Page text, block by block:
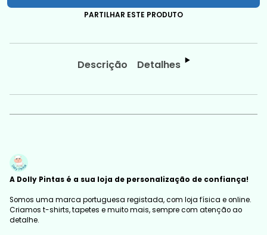
PARTILHAR ESTE PRODUTO
Descrição Detalhes
A Dolly Pintas é a sua loja de personalização de confiança!
Somos uma marca portuguesa registada, com loja física e online.
Criamos t-shirts, tapetes e muito mais, sempre com atenção ao
detalhe.